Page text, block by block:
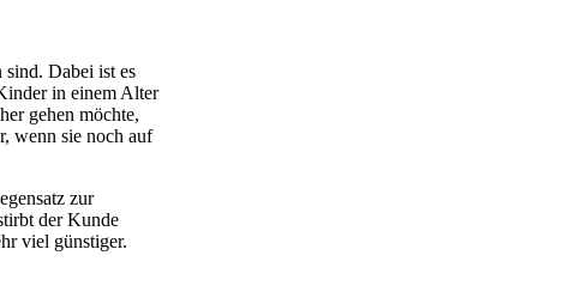
Dabei ist es
in einem Alter
gehen möchte,
wenn sie noch auf
zur
der Kunde
viel günstiger.